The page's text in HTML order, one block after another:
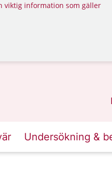
viktig information som gäller
Undersökning &